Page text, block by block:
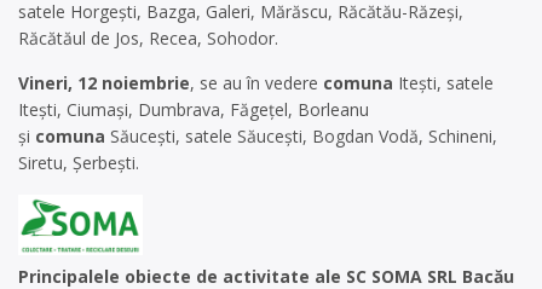
satele Horgești, Bazga, Galeri, Mărăscu, Răcătău-Răzeși,
Răcătăul de Jos, Recea, Sohodor.
Vineri, 12 noiembrie, se au în vedere comuna Itești, satele
Itești, Ciumași, Dumbrava, Făgețel, Borleanu
și comuna Săucești, satele Săucești, Bogdan Vodă, Schineni,
Siretu, Șerbești.
Principalele obiecte de activitate ale SC SOMA SRL Bacău